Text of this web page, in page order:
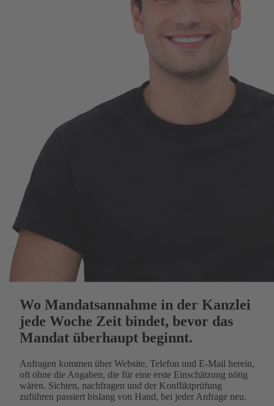
Wo Mandatsannahme in der Kanzlei
jede Woche Zeit bindet, bevor das
Mandat überhaupt beginnt.
Anfragen kommen über Website, Telefon und E-Mail herein,
oft ohne die Angaben, die für eine erste Einschätzung nötig
wären. Sichten, nachfragen und der Konfliktprüfung
zuführen passiert bislang von Hand, bei jeder Anfrage neu.